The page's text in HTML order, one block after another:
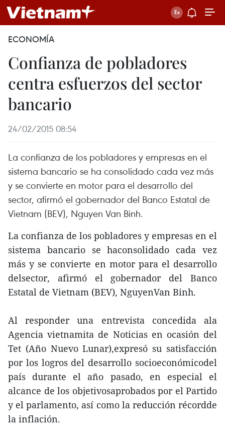
ECONOMÍA
Confianza de pobladores
centra esfuerzos del sector
bancario
24/02/2015 08:54
La confianza de los pobladores y empresas en el
sistema bancario se ha consolidado cada vez más
y se convierte en motor para el desarrollo del
sector, afirmó el gobernador del Banco Estatal de
Vietnam (BEV), Nguyen Van Binh.
La confianza de los pobladores y empresas en el
sistema bancario se haconsolidado cada vez
más y se convierte en motor para el desarrollo
delsector, afirmó el gobernador del Banco
Estatal de Vietnam (BEV), NguyenVan Binh.
Al responder una entrevista concedida ala
Agencia vietnamita de Noticias en ocasión del
Tet (Año Nuevo Lunar),expresó su satisfacción
por los logros del desarrollo socioeconómicodel
país durante el año pasado, en especial el
alcance de los objetivosaprobados por el Partido
y el parlamento, así como la reducción récordde
la inflación.